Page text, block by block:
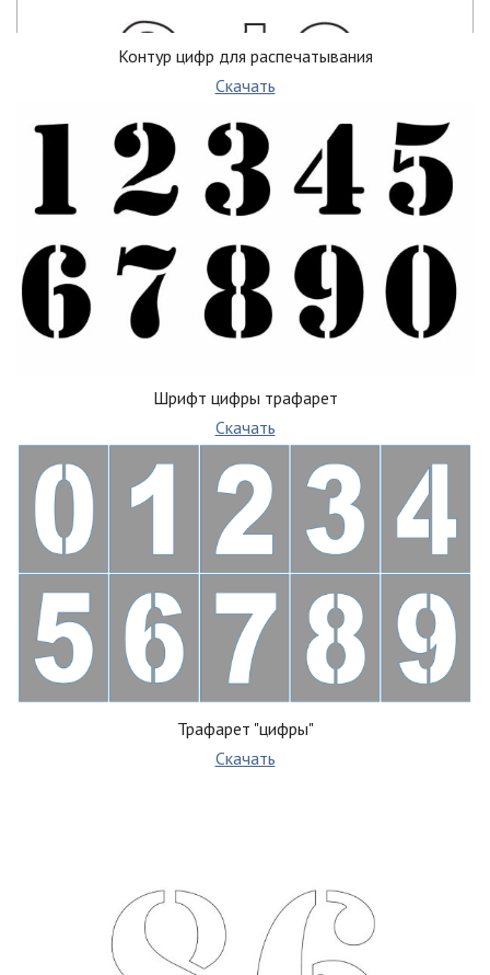
Контур цифр для распечатывания
Скачать
Шрифт цифры трафарет
Скачать
Трафарет "цифры"
Скачать